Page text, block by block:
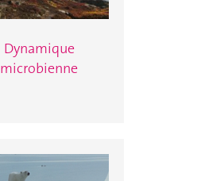
Dynamique
microbienne